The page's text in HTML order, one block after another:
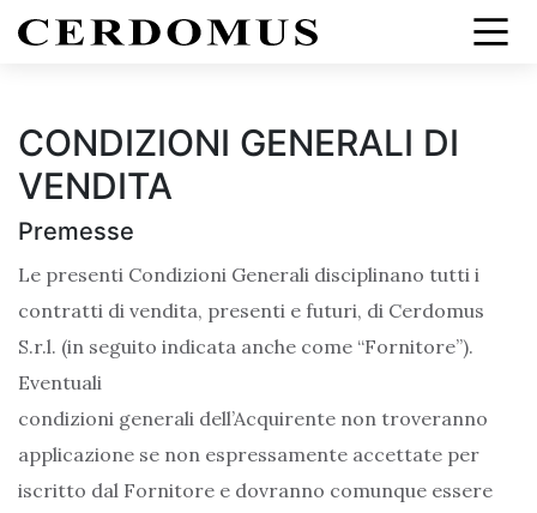
CONDIZIONI GENERALI DI
VENDITA
Premesse
Le presenti Condizioni Generali disciplinano tutti i
contratti di vendita, presenti e futuri, di Cerdomus
S.r.l. (in seguito indicata anche come “Fornitore”).
Eventuali
condizioni generali dell’Acquirente non troveranno
applicazione se non espressamente accettate per
iscritto dal Fornitore e dovranno comunque essere